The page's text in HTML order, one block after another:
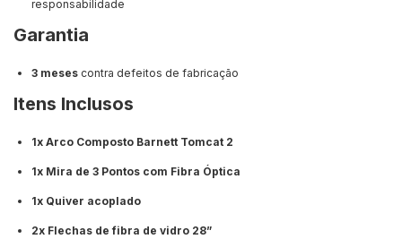
responsabilidade
Garantia
3 meses contra defeitos de fabricação
Itens Inclusos
1x Arco Composto Barnett Tomcat 2
1x Mira de 3 Pontos com Fibra Óptica
1x Quiver acoplado
2x Flechas de fibra de vidro 28”